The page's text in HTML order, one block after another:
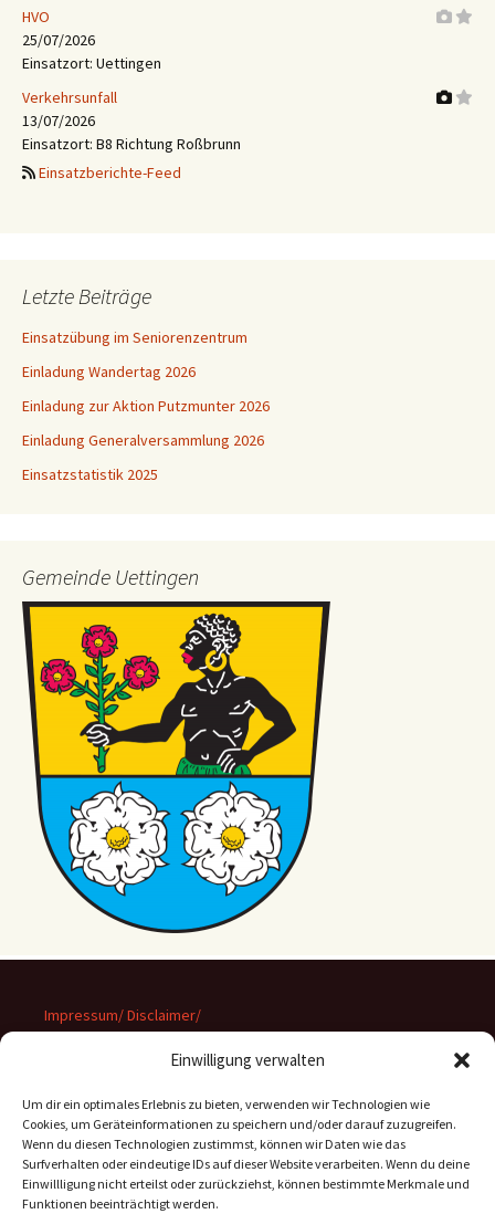
Einwilligung verwalten
Um dir ein optimales Erlebnis zu bieten, verwenden wir Technologien wie
Cookies, um Geräteinformationen zu speichern und/oder darauf zuzugreifen.
Wenn du diesen Technologien zustimmst, können wir Daten wie das
Surfverhalten oder eindeutige IDs auf dieser Website verarbeiten. Wenn du deine
Einwillligung nicht erteilst oder zurückziehst, können bestimmte Merkmale und
Funktionen beeinträchtigt werden.
HVO
25/07/2026
Einsatzort: Uettingen
Verkehrsunfall
13/07/2026
Einsatzort: B8 Richtung Roßbrunn
Einsatzberichte-Feed
Letzte Beiträge
Einsatzübung im Seniorenzentrum
Einladung Wandertag 2026
Einladung zur Aktion Putzmunter 2026
Einladung Generalversammlung 2026
Einsatzstatistik 2025
Gemeinde Uettingen
Impressum/ Disclaimer/
Datenschutz
Suchen
nach: